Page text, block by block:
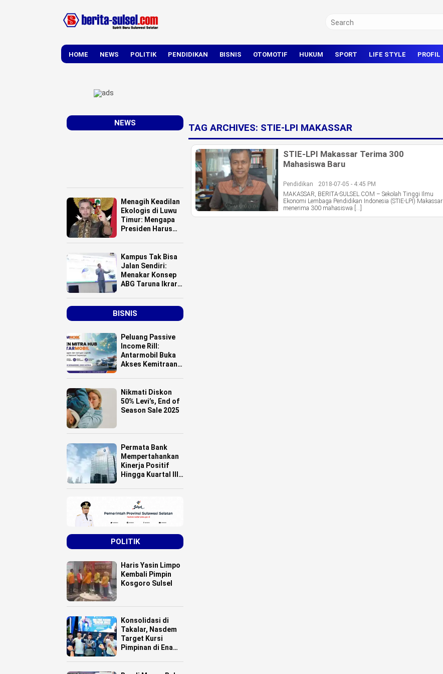
HOME NEWS POLITIK PENDIDIKAN BISNIS OTOMOTIF HUKUM SPORT LIFE STYLE PROFIL
NEWS
Menagih Keadilan
Ekologis di Luwu
Timur: Mengapa
Presiden Harus
Smelter HPAL?
Kampus Tak Bisa
Jalan Sendiri:
Menakar Konsep
ABG Taruna Ikrar
BISNIS
Peluang Passive
Income Rill:
Antarmobil Buka
Akses Kemitraan
Lahan se-
Indonesia
Nikmati Diskon
50% Levi’s, End of
Season Sale 2025
Permata Bank
Mempertahankan
Kinerja Positif
Hingga Kuartal III
POLITIK
Haris Yasin Limpo
Kembali Pimpin
Kosgoro Sulsel
Konsolidasi di
Takalar, Nasdem
Target Kursi
Pimpinan di Enam
TAG ARCHIVES: STIE-LPI MAKASSAR
STIE-LPI Makassar Terima 300
Mahasiswa Baru
Pendidikan
2018-07-05 - 4:45 PM
MAKASSAR, BERITA-SULSEL.COM – Sekolah Tinggi Ilmu
Ekonomi Lembaga Pendidikan Indonesia (STIE-LPI) Makassar
menerima 300 mahasiswa […]